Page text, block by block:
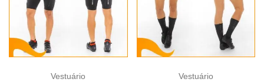
Vestuário Vestuário